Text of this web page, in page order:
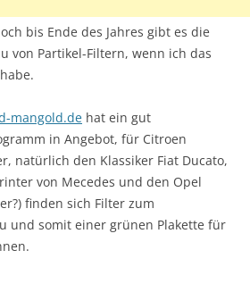
bis Ende des Jahres gibt es die
von Partikel-Filtern, wenn ich das
mangold.de hat ein gut
in Angebot, für Citroen
natürlich den Klassiker Fiat Ducato,
von Mecedes und den Opel
finden sich Filter zum
und somit einer grünen Plakette für